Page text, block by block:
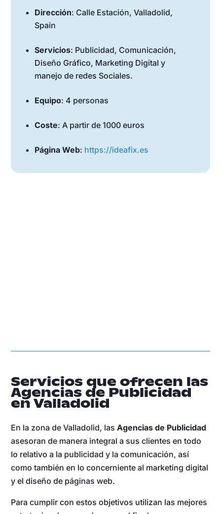
Dirección: Calle Estación, Valladolid,
Spain
Servicios: Publicidad, Comunicación,
Diseño Gráfico, Marketing Digital y
manejo de redes Sociales.
Equipo: 4 personas
Coste: A partir de 1000 euros
Página Web: https://ideafix.es
Servicios que ofrecen las
Agencias de Publicidad
en Valladolid
En la zona de Valladolid, lasAgencias de Publicidad
asesoran de manera integral a sus clientes en todo
lo relativo a la publicidad y la comunicación, así
como también en lo concerniente al marketing digital
y el diseño de páginas web.
Para cumplir con estos objetivos utilizan las mejores